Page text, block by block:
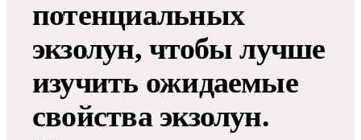
потенциальных
экзолун, чтобы лучше
изучить ожидаемые
свойства экзолун.